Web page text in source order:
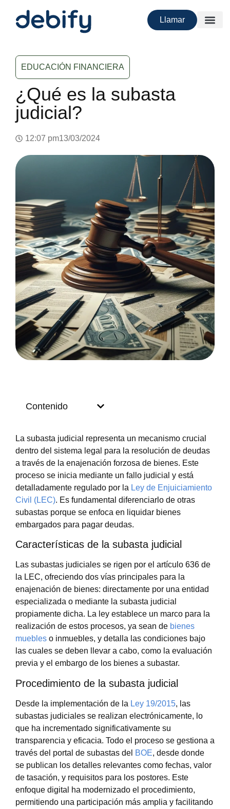
Llamar
EDUCACIÓN FINANCIERA
¿Qué es la subasta
judicial?
12:07 pm13/03/2024
Contenido
La subasta judicial representa un mecanismo crucial
dentro del sistema legal para la resolución de deudas
a través de la enajenación forzosa de bienes. Este
proceso se inicia mediante un fallo judicial y está
detalladamente regulado por la Ley de Enjuiciamiento
Civil (LEC). Es fundamental diferenciarlo de otras
subastas porque se enfoca en liquidar bienes
embargados para pagar deudas.
Características de la subasta judicial
Las subastas judiciales se rigen por el artículo 636 de
la LEC, ofreciendo dos vías principales para la
enajenación de bienes: directamente por una entidad
especializada o mediante la subasta judicial
propiamente dicha. La ley establece un marco para la
realización de estos procesos, ya sean de bienes
muebles o inmuebles, y detalla las condiciones bajo
las cuales se deben llevar a cabo, como la evaluación
previa y el embargo de los bienes a subastar.
Procedimiento de la subasta judicial
Desde la implementación de la Ley 19/2015, las
subastas judiciales se realizan electrónicamente, lo
que ha incrementado significativamente su
transparencia y eficacia. Todo el proceso se gestiona a
través del portal de subastas del BOE, desde donde
se publican los detalles relevantes como fechas, valor
de tasación, y requisitos para los postores. Este
enfoque digital ha modernizado el procedimiento,
permitiendo una participación más amplia y facilitando